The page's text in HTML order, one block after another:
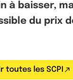
à baisser,
du prix
toutes les SCPI